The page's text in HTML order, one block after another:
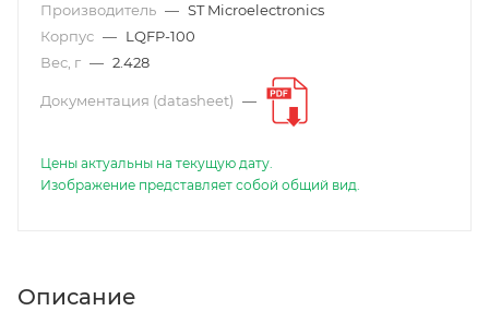
Производитель — ST Microelectronics
Корпус — LQFP-100
Вес, г — 2.428
Документация (datasheet) —
Цены актуальны на текущую дату.
Изображение представляет собой общий вид.
Описание